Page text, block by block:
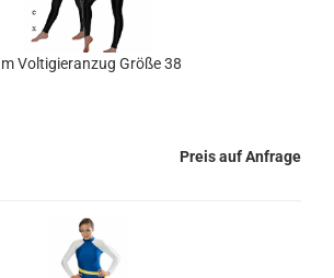
Voltigieranzug Größe 38
Preis auf Anfrage